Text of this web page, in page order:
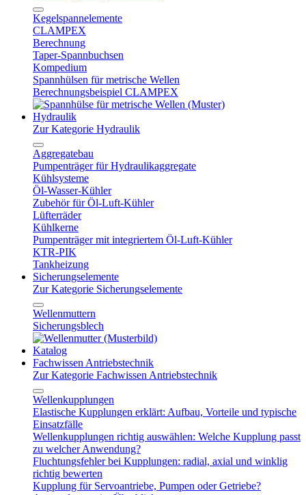
Kegelspannelemente
CLAMPEX
Berechnung
Taper-Spannbuchsen
Kompedium
Spannhülsen für metrische Wellen
Berechnungsbeispiel CLAMPEX
Hydraulik
Zur Kategorie Hydraulik
Aggregatebau
Pumpenträger für Hydraulikaggregate
Kühlsysteme
Öl-Wasser-Kühler
Zubehör für Öl-Luft-Kühler
Lüfterräder
Kühlkerne
Pumpenträger mit integriertem Öl-Luft-Kühler
KTR-PIK
Tankheizung
Sicherungselemente
Zur Kategorie Sicherungselemente
Wellenmuttern
Sicherungsblech
Katalog
Fachwissen Antriebstechnik
Zur Kategorie Fachwissen Antriebstechnik
Wellenkupplungen
Elastische Kupplungen erklärt: Aufbau, Vorteile und typische
Einsatzfälle
Wellenkupplungen richtig auswählen: Welche Kupplung passt
zu welcher Anwendung?
Fluchtungsfehler bei Kupplungen: radial, axial und winklig
richtig bewerten
Kupplung für Servoantriebe, Pumpen oder Getriebe?